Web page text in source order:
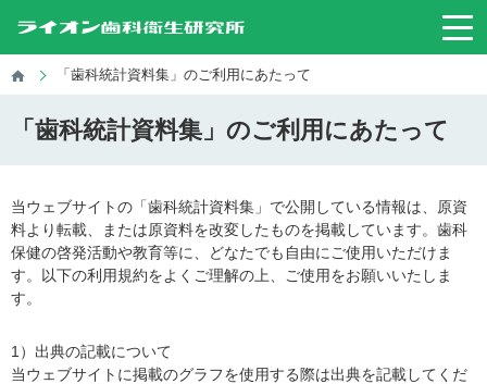
「歯科統計資料集」のご利用にあたって
「歯科統計資料集」のご利用にあたって
当ウェブサイトの「歯科統計資料集」で公開している情報は、原資
料より転載、または原資料を改変したものを掲載しています。歯科
保健の啓発活動や教育等に、どなたでも自由にご使用いただけま
す。以下の利用規約をよくご理解の上、ご使用をお願いいたしま
す。
1）出典の記載について
当ウェブサイトに掲載のグラフを使用する際は出典を記載してくだ